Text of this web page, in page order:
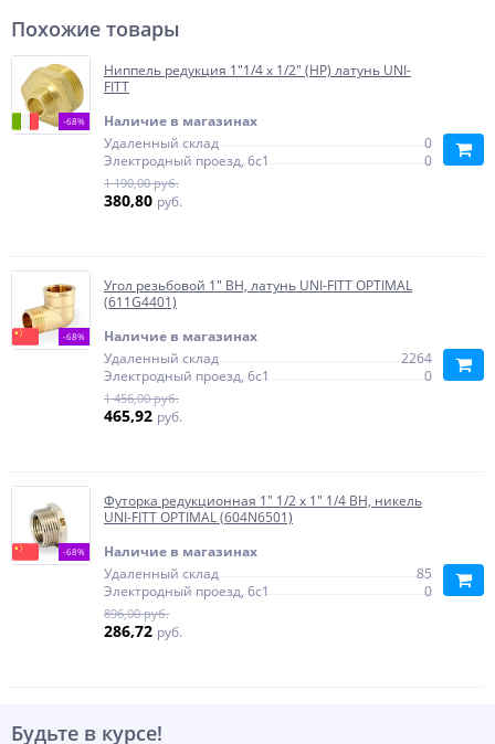
Похожие товары
-68%
Ниппель редукция 1"1/4 x 1/2" (НР) латунь UNI-
FITT
Наличие в магазинах
Удаленный склад
0
Электродный проезд, 6с1
0
1 190,00 руб.
380,80 руб.
-68%
Угол резьбовой 1" ВН, латунь UNI-FITT OPTIMAL
(611G4401)
Наличие в магазинах
Удаленный склад
2264
Электродный проезд, 6с1
0
1 456,00 руб.
465,92 руб.
-68%
Футорка редукционная 1" 1/2 x 1" 1/4 ВН, никель
UNI-FITT OPTIMAL (604N6501)
Наличие в магазинах
Удаленный склад
85
Электродный проезд, 6с1
0
896,00 руб.
286,72 руб.
Будьте в курсе!